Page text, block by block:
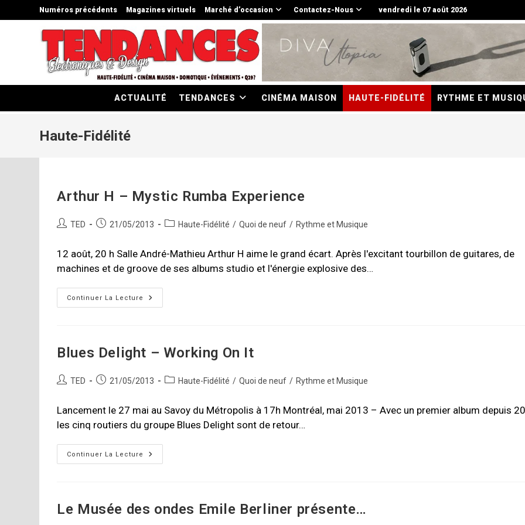
Numéros précédents Magazines virtuels Marché d’occasion Contactez-Nous vendredi le 07 août 2026
ACTUALITÉ TENDANCES CINÉMA MAISON HAUTE-FIDÉLITÉ RYTHME ET
Haute-Fidélité
Arthur H – Mystic Rumba Experience
Auteur/autrice
publication :
TED
Publication
21/05/2013
PostHaute-Fidélité / Quoi de neuf / Rythme et Musique
12 août, 20 h Salle André-Mathieu Arthur H aime le grand écart. Après l'excitant tourbillon de guitares, de
machines et de groove de ses albums studio et l'énergie explosive des…
Continuer La Lecture
Arthur
H
Blues Delight – Working On It
Auteur/autrice
publication :
TED
Publication
21/05/2013
PostHaute-Fidélité / Quoi de neuf / Rythme et Musique
Lancement le 27 mai au Savoy du Métropolis à 17h Montréal, mai 2013 – Avec un premier album depuis
les cinq routiers du groupe Blues Delight sont de retour…
Continuer La Lecture
Blues
Delight
Le Musée des ondes Emile Berliner présente…